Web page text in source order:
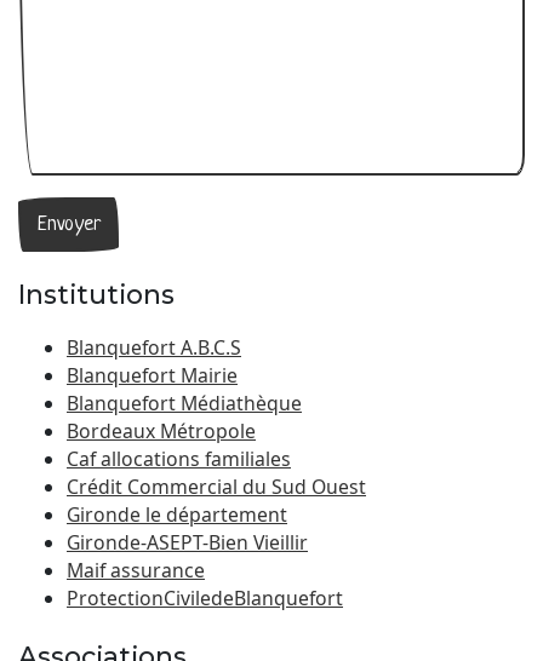
Institutions
Blanquefort A.B.C.S
Blanquefort Mairie
Blanquefort Médiathèque
Bordeaux Métropole
Caf allocations familiales
Crédit Commercial du Sud Ouest
Gironde le département
Gironde-ASEPT-Bien Vieillir
Maif assurance
ProtectionCiviledeBlanquefort